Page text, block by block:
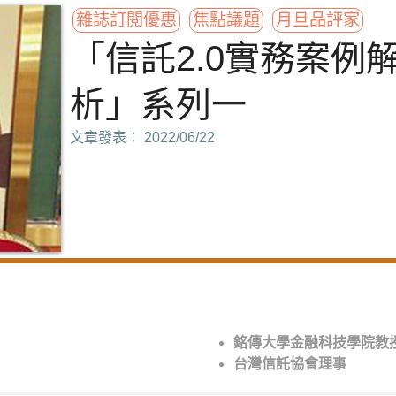
雜誌訂閱優惠 焦點議題 月旦品評家
「信託2.0實務案例
析」系列一
文章發表： 2022/06/22
銘傳大學金融科技學院教
台灣信託協會理事